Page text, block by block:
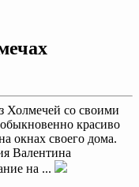
Холмечей со своими
красиво
окнах своего дома.
Валентина
на ...